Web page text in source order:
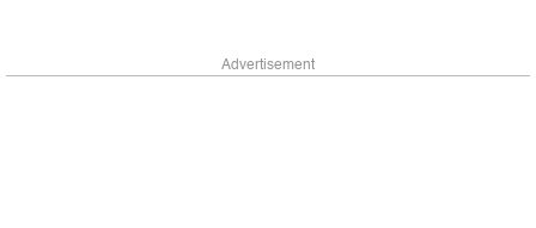
Advertisement